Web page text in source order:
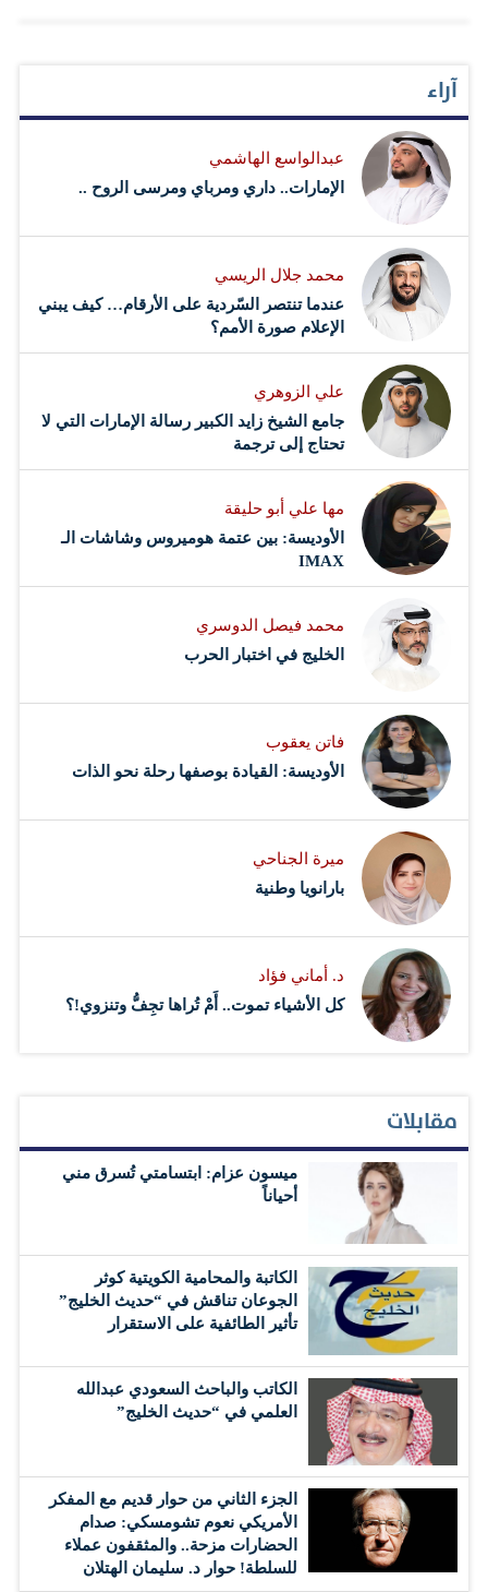
التكيف معها والتعامل بحذر وفق الإجراءات الاحترازية،
بصعوبات بالغة منها عدد من الانسحابات وظروف اضطرارية
بإصابة عدد من اللاعبين بالوباء. واتخذت اليابان وكعادتها كدولة
راقية ومنظمة، الإجراءات المطلوبة في التعامل مع
المشاركين بشكل دقيق ومنظم للغاية، صحياً وأمنياً، وهو ما
يعكس مدى ما تتمتع به كدولة حضارية في تعاملها…
آراء
عبدالواسع الهاشمي
الإمارات.. داري ومرباي ومرسى الروح ..
محمد جلال الريسي
عندما تنتصر السّردية على الأرقام… كيف يبني
الإعلام صورة الأمم؟
علي الزوهري
جامع الشيخ زايد الكبير رسالة الإمارات التي لا
تحتاج إلى ترجمة
مها علي أبو حليقة
الأوديسة: بين عتمة هوميروس وشاشات الـ
IMAX
محمد فيصل الدوسري ​
‏الخليج في اختبار الحرب
فاتن يعقوب
الأوديسة: القيادة بوصفها رحلة نحو الذات
ميرة الجناحي
بارانويا وطنية
د. أماني فؤاد
كل الأشياء تموت.. أَمْ تُراها تجِفُّ وتنزوي!؟
مقابلات
ميسون عزام: ابتسامتي تُسرق مني
أحياناً
الكاتبة والمحامية الكويتية كوثر
الجوعان تناقش في “حديث الخليج”
تأثير الطائفية على الاستقرار
الكاتب والباحث السعودي عبدالله
العلمي في “حديث الخليج”
الجزء الثاني من حوار قديم مع المفكر
الأمريكي نعوم تشومسكي: صدام
الحضارات مزحة.. والمثقفون عملاء
للسلطة! حوار د. سليمان الهتلان